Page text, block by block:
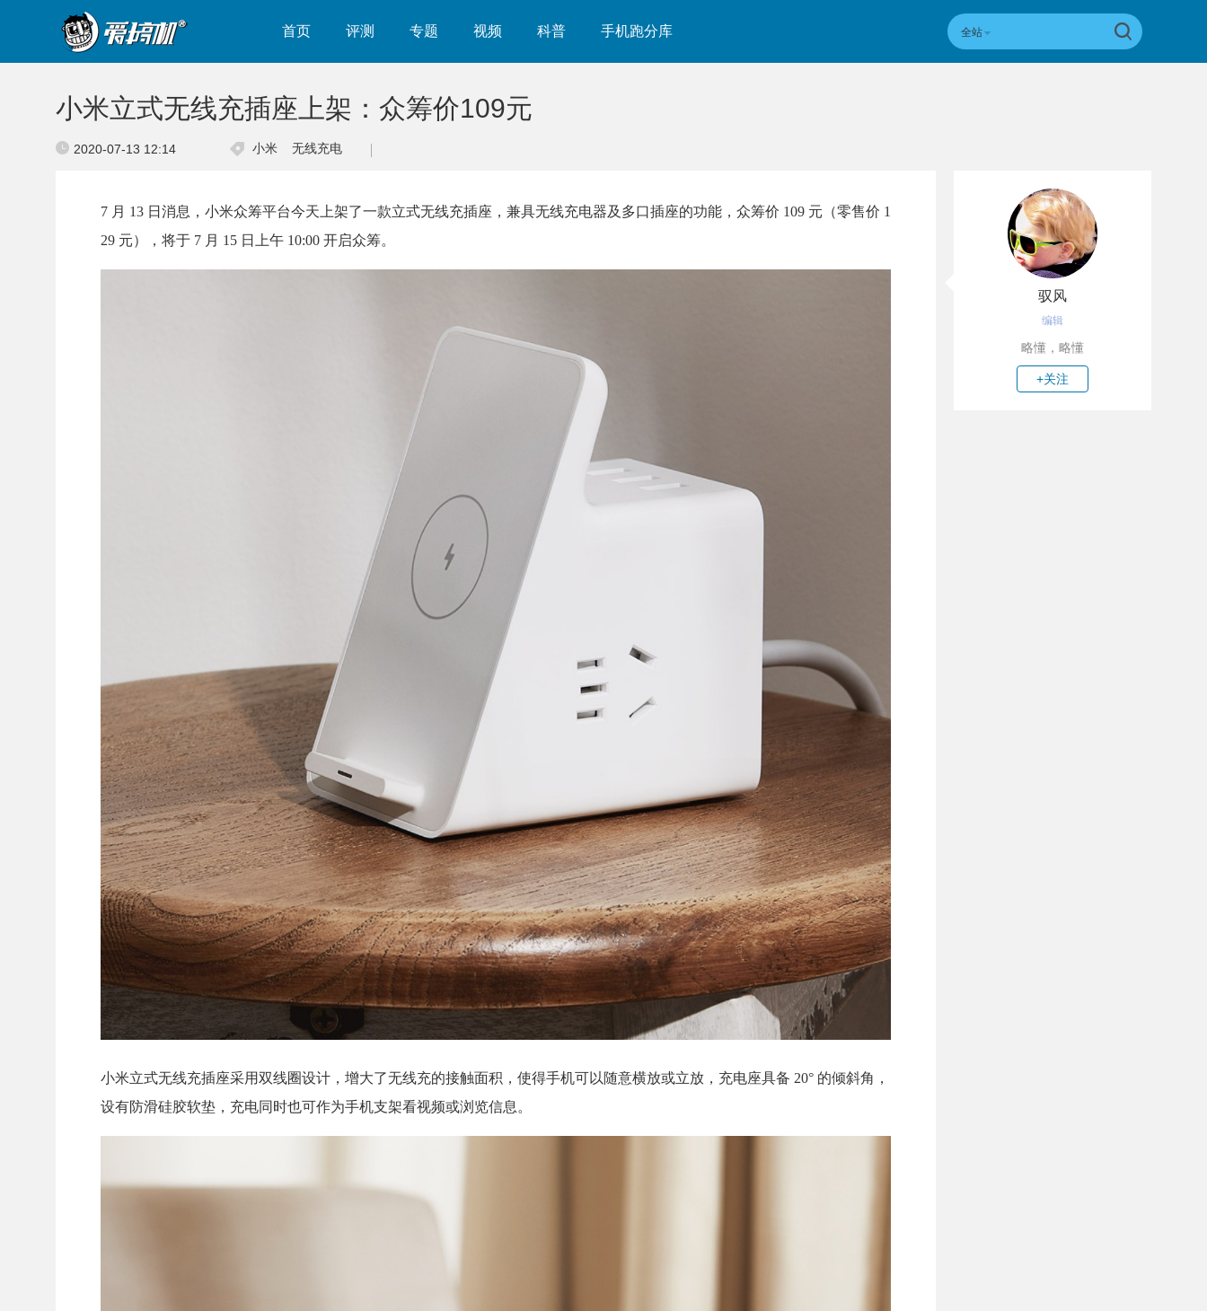
首页 评测 专题 视频 科普 手机跑分库 全站
小米立式无线充插座上架：众筹价109元
2020-07-13 12:14 小米 无线充电
7 月 13 日消息，小米众筹平台今天上架了一款立式无线充插座，兼具无线充电器及多口插座的功能，众筹价 109 元（零售价 1
29 元），将于 7 月 15 日上午 10:00 开启众筹。
小米立式无线充插座采用双线圈设计，增大了无线充的接触面积，使得手机可以随意横放或立放，充电座具备 20° 的倾斜角，
设有防滑硅胶软垫，充电同时也可作为手机支架看视频或浏览信息。
驭风
编辑
略懂，略懂
+关注